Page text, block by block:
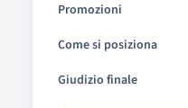
Promozioni
Come si posiziona
Giudizio finale